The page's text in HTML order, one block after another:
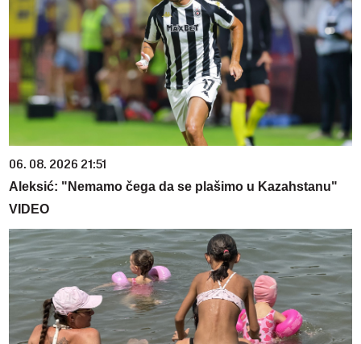
06. 08. 2026 21:51
Aleksić: "Nemamo čega da se plašimo u Kazahstanu"
VIDEO